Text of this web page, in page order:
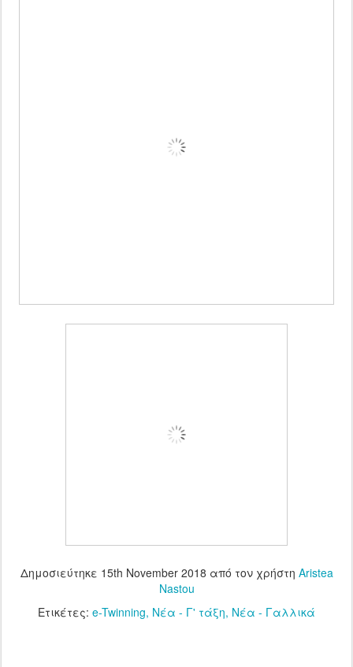
Δημοσιεύτηκε 15th November 2018 από τον χρήστη Aristea
Nastou
Ετικέτες: e-Twinning Νέα - Γ' τάξη Νέα - Γαλλικά